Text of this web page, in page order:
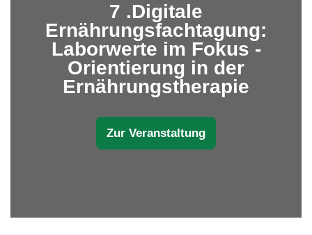
7 .Digitale
Ernährungsfachtagung:
Laborwerte im Fokus -
Orientierung in der
Ernährungstherapie
Zur Veranstaltung